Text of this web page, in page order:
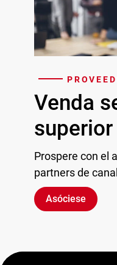
Venda
superior
Prospere con el
partners de canal
Asóciese